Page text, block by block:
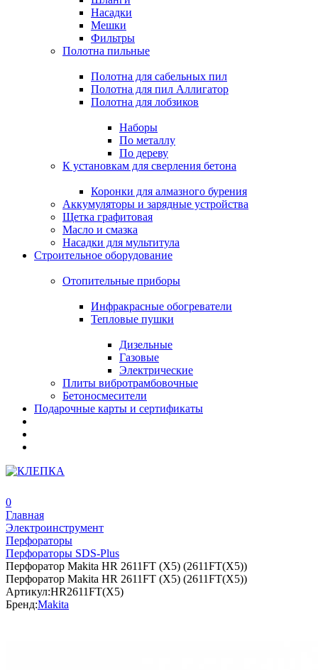
Насадки
Мешки
Фильтры
Полотна пильные
Полотна для сабельных пил
Полотна для пил Аллигатор
Полотна для лобзиков
Наборы
По металлу
По дереву
К установкам для сверления бетона
Коронки для алмазного бурения
Аккумуляторы и зарядные устройства
Щетка графитовая
Масло и смазка
Насадки для мультитула
Строительное оборудование
Отопительные приборы
Инфракрасные обогреватели
Тепловые пушки
Дизельные
Газовые
Электрические
Плиты вибротрамбовочные
Бетоносмесители
Подарочные карты и сертификаты
0
Главная
Электроинструмент
Перфораторы
Перфораторы SDS-Plus
Перфоратор Makita HR 2611FT (X5) (2611FT(X5))
Перфоратор Makita HR 2611FT (X5) (2611FT(X5))
Артикул:HR2611FT(X5)
Бренд:Makita